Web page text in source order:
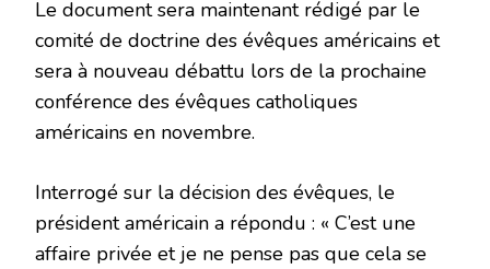
Le document sera maintenant rédigé par le
comité de doctrine des évêques américains et
sera à nouveau débattu lors de la prochaine
conférence des évêques catholiques
américains en novembre.
Interrogé sur la décision des évêques, le
président américain a répondu : « C’est une
affaire privée et je ne pense pas que cela se